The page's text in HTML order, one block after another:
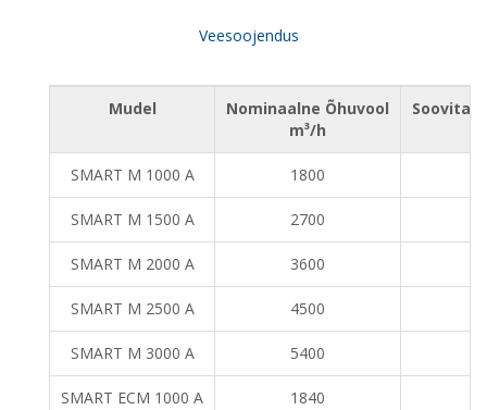
Veesoojendus
Mudel
Nominaalne Õhuvool
m³/h
SMART M 1000 A 1800
SMART M 1500 A 2700
SMART M 2000 A 3600
SMART M 2500 A 4500
SMART M 3000 A 5400
SMART ECM 1000 A 1840